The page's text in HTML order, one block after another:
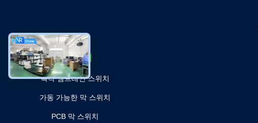
카테고리
촉각 멤브레인 스위치
가동 가능한 막 스위치
PCB 막 스위치